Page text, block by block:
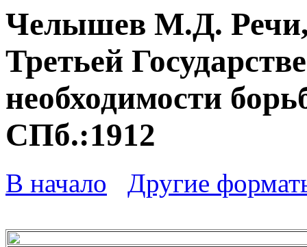
Челышев М.Д. Речи,
Третьей
необходимости
СПб.:1912
В начало Другие